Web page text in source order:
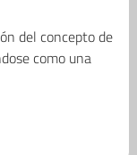
del concepto de
como una